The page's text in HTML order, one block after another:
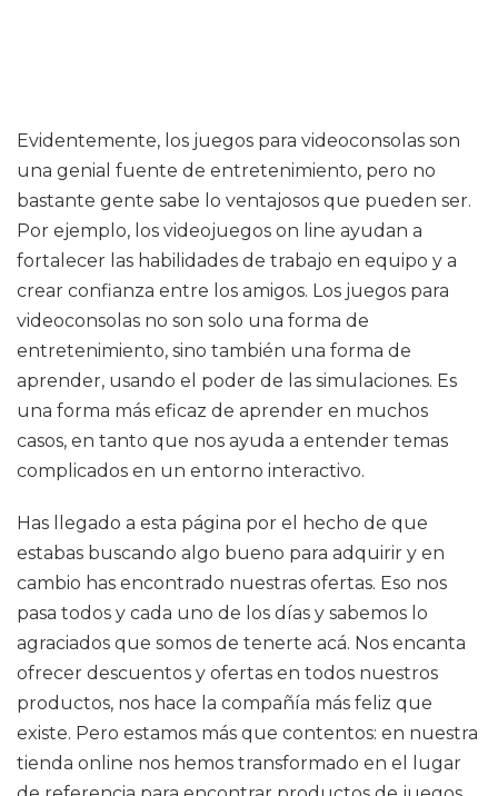
Evidentemente, los juegos para videoconsolas son
una genial fuente de entretenimiento, pero no
bastante gente sabe lo ventajosos que pueden ser.
Por ejemplo, los videojuegos on line ayudan a
fortalecer las habilidades de trabajo en equipo y a
crear confianza entre los amigos. Los juegos para
videoconsolas no son solo una forma de
entretenimiento, sino también una forma de
aprender, usando el poder de las simulaciones. Es
una forma más eficaz de aprender en muchos
casos, en tanto que nos ayuda a entender temas
complicados en un entorno interactivo.
Has llegado a esta página por el hecho de que
estabas buscando algo bueno para adquirir y en
cambio has encontrado nuestras ofertas. Eso nos
pasa todos y cada uno de los días y sabemos lo
agraciados que somos de tenerte acá. Nos encanta
ofrecer descuentos y ofertas en todos nuestros
productos, nos hace la compañía más feliz que
existe. Pero estamos más que contentos: en nuestra
tienda online nos hemos transformado en el lugar